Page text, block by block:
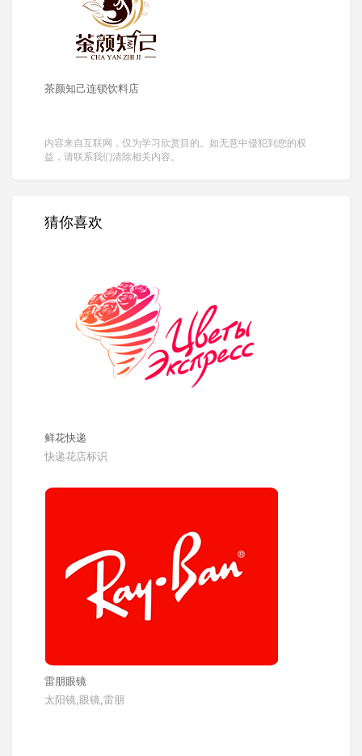
茶颜知己连锁饮料店
内容来自互联网，仅为学习欣赏目的。如无意中侵犯到您的权
益，请联系我们清除相关内容。
猜你喜欢
鲜花快递
快递花店标识
雷朋眼镜
太阳镜,眼镜,雷朋